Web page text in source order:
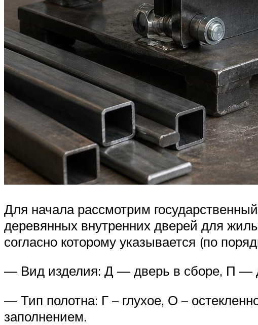
Для начала рассмотрим
деревянных внутренних дверей для
согласно которому указывается (по
— Вид изделия: Д — дверь в сборе, П —
— Тип полотна: Г – глухое, О –
заполнением.